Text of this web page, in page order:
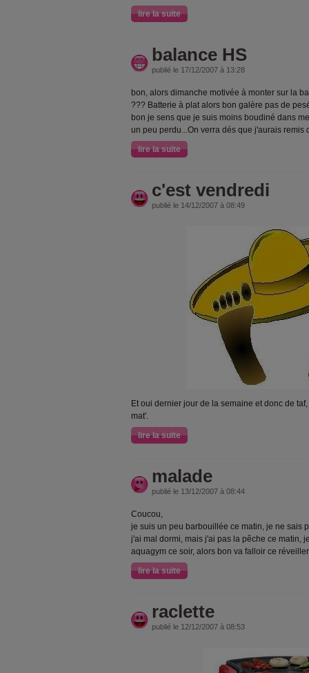
lire la suite
balance HS
publié le 17/12/2007 à 13:28
bon, alors dimanche motivée à monter sur la
??? Batterie à plat alors bon galère pas de
bon je sens que je suis moins boudiné dans
un peu perdu...On verra dés que j'aurais remis
lire la suite
c'est vendredi
publié le 14/12/2007 à 08:49
Et oui dernier jour de la semaine et donc de
mat'.
lire la suite
malade
publié le 13/12/2007 à 08:44
Coucou,
je suis un peu barbouillée ce matin, je ne sais
j'ai mal dormi, mais j'ai pas la pêche ce matin,
aquagym ce soir, alors bon va falloir ce
lire la suite
raclette
publié le 12/12/2007 à 08:53